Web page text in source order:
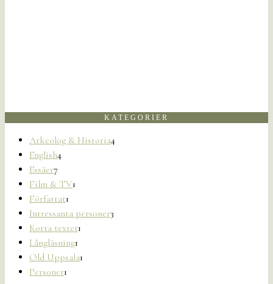
KATEGORIER
Arkeolog & Historia4
English4
Essäer7
Film & TV1
Författat1
Intressanta personer3
Korta texter1
Långläsning1
Old Uppsala1
Personer1